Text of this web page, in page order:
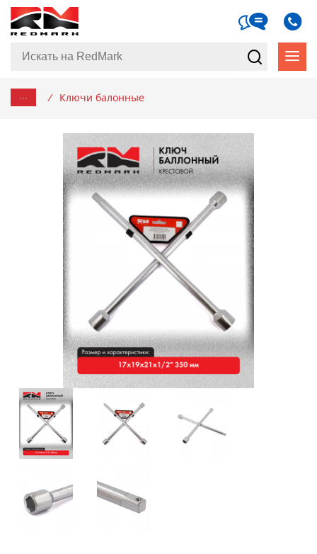
... / Ключи балонные